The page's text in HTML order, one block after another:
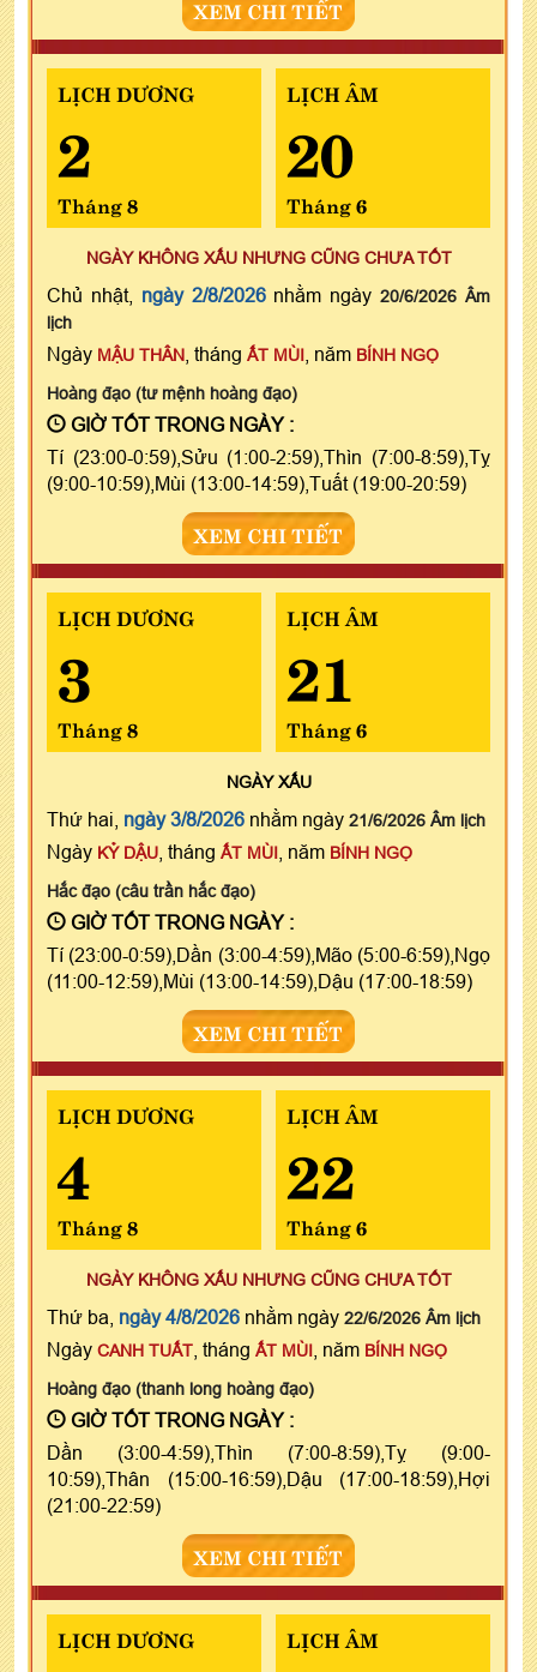
XEM CHI TIẾT
LỊCH DƯƠNG
2
Tháng 8
LỊCH ÂM
20
Tháng 6
NGÀY KHÔNG XẤU NHƯNG CŨNG CHƯA TỐT
Chủ nhật, ngày 2/8/2026nhằm ngày20/6/2026 Âm
lịch
Ngày MẬU THÂN , tháng ẤT MÙI , năm BÍNH NGỌ
Hoàng đạo (tư mệnh hoàng đạo)
GIỜ TỐT TRONG NGÀY :
Tí (23:00-0:59),Sửu (1:00-2:59),Thìn (7:00-8:59),Tỵ
(9:00-10:59),Mùi (13:00-14:59),Tuất (19:00-20:59)
XEM CHI TIẾT
LỊCH DƯƠNG
3
Tháng 8
LỊCH ÂM
21
Tháng 6
NGÀYXẤU
Thứ hai, ngày 3/8/2026 nhằm ngày 21/6/2026 Âm lịch
Ngày KỶ DẬU , tháng ẤT MÙI , năm BÍNH NGỌ
Hắc đạo (câu trần hắc đạo)
GIỜ TỐT TRONG NGÀY :
Tí (23:00-0:59),Dần (3:00-4:59),Mão (5:00-6:59),Ngọ
(11:00-12:59),Mùi (13:00-14:59),Dậu (17:00-18:59)
XEM CHI TIẾT
LỊCH DƯƠNG
4
Tháng 8
LỊCH ÂM
22
Tháng 6
NGÀY KHÔNG XẤU NHƯNG CŨNG CHƯA TỐT
Thứ ba, ngày 4/8/2026 nhằm ngày 22/6/2026 Âm lịch
Ngày CANH TUẤT , tháng ẤT MÙI , năm BÍNH NGỌ
Hoàng đạo (thanh long hoàng đạo)
GIỜ TỐT TRONG NGÀY :
Dần (3:00-4:59),Thìn (7:00-8:59),Tỵ (9:00-
10:59),Thân (15:00-16:59),Dậu (17:00-18:59),Hợi
(21:00-22:59)
XEM CHI TIẾT
LỊCH DƯƠNG LỊCH ÂM